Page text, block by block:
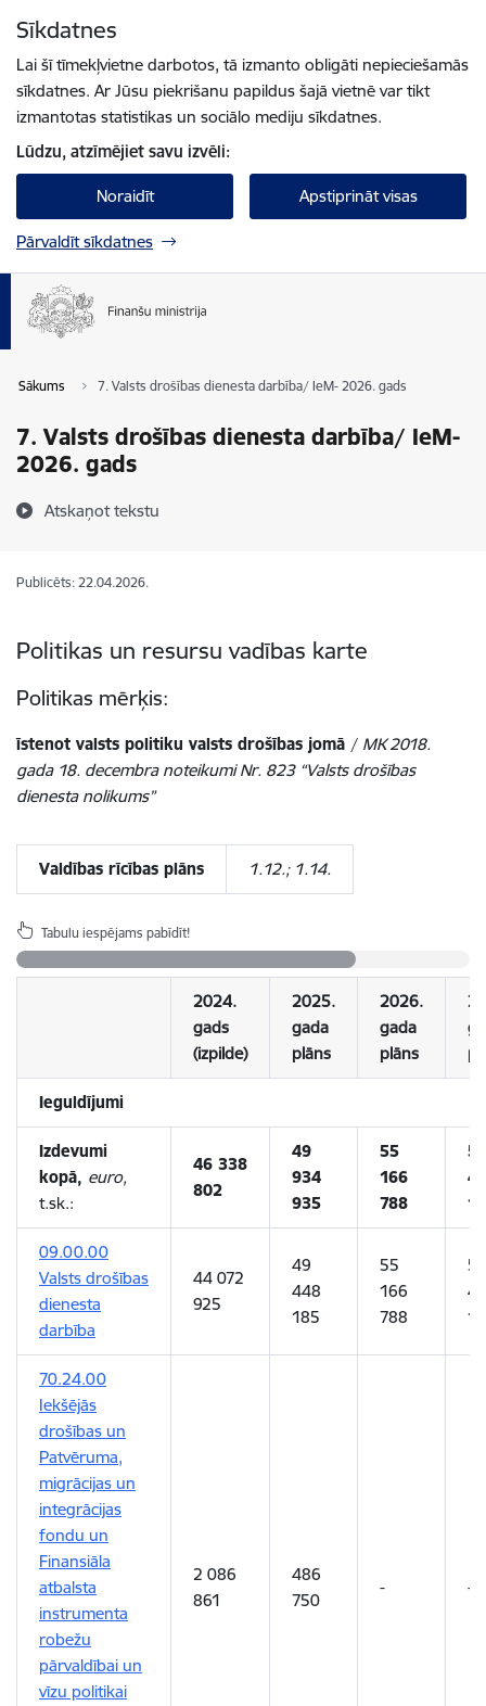
Sīkdatnes
Lai šī tīmekļvietne darbotos, tā izmanto obligāti nepieciešamās
sīkdatnes. Ar Jūsu piekrišanu papildus šajā vietnē var tikt
izmantotas statistikas un sociālo mediju sīkdatnes.
Lūdzu, atzīmējiet savu izvēli:
Noraidīt Apstiprināt visas
Pārvaldīt sīkdatnes
Sākums 7. Valsts drošības dienesta darbība/ IeM- 2026. gads
7. Valsts drošības dienesta darbība/ IeM-
2026. gads
Atskaņot tekstu
Publicēts: 22.04.2026.
Politikas un resursu vadības karte
Politikas mērķis:
īstenot valsts politiku valsts drošības jomā / MK 2018.
gada 18. decembra noteikumi Nr. 823 “Valsts drošības
dienesta nolikums”
Valdības rīcības plāns 1.12.; 1.14.
Tabulu iespējams pabīdīt!
2024.
gads
(izpilde)
2025.
gada
plāns
2026.
gada
plāns
Ieguldījumi
Izdevumi
kopā, euro,
t.sk.:
46 338
802
49
934
935
55
166
788
54
09.00.00
Valsts drošības
dienesta
darbība
44 072
925
49
448
185
55
166
788
54
70.24.00
Iekšējās
drošības un
Patvēruma,
migrācijas un
integrācijas
fondu un
Finansiāla
atbalsta
instrumenta
robežu
pārvaldībai un
vīzu politikai
2 086
861
486
750
- -